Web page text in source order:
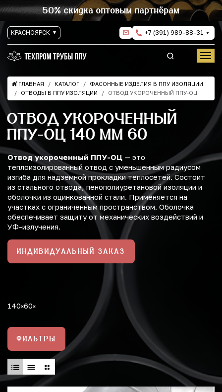
50% скидка оптовым партнёрам
КРАСНОЯРСК +7 (391) 989-88-31
ГЛАВНАЯ КАТАЛОГ
ФАСОННЫЕ ИЗДЕЛИЯ В ППУ ИЗОЛЯЦИИ
ОТВОДЫ В ППУ ИЗОЛЯЦИИ
ОТВОД УКОРОЧЕННЫЙ ППУ-ОЦ
ОТВОД УКОРОЧЕННЫЙ
ППУ-ОЦ 140 ММ 60
Отвод укороченный ППУ-ОЦ — это
теплоизолированный отвод с уменьшенным радиусом
изгиба для надземной прокладки теплосетей. Состоит
из стального отвода, пенополиуретановой изоляции и
оболочки из оцинкованной стали. Применяется на
участках с ограниченным пространством. Оболочка
обеспечивает защиту от механических воздействий и
УФ-излучения.
ИНДИВИДУАЛЬНЫЙ ЗАКАЗ
140 60
ФИЛЬТРЫ